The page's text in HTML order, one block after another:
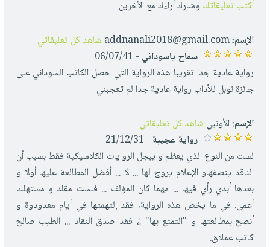
أكتب تعليقاتك وشارك أراءك مع الأخرين
الإسم:addnanali2018@gmail.com شاهد كل تعليقاتي
سماح ياسوداني - 06/07/41
رواية عادية جدا تقريبا هذه الرواية التي حصل الكاتب السوداني على
جائزة نوبل للأداب رواية عادية جدا لم تعجبني
الإسم:الأونبي شاهد كل تعليقاتي
رواية عجيبة - 21/12/31
لست من النوع الذي يعظم و يبجل الروايات الكلاسيكية فقط بسبب أن
الناقد ينصفهاو الإعلام يروج لها ... لا ... أفضل المطالعة عليها أولا و
بعدها أبدي رأي فيها ... مهما كان المؤلف ... فلست مقلد و مستهلك
أعمى. في ما يخص هذه الرواية، فقد إلتهمتها في أيام معدودوة و
أنصح بمطالعتها و "التمتع بها" !، فقد صدق النقاد ... الطيب صالح
كاتب عملاق.